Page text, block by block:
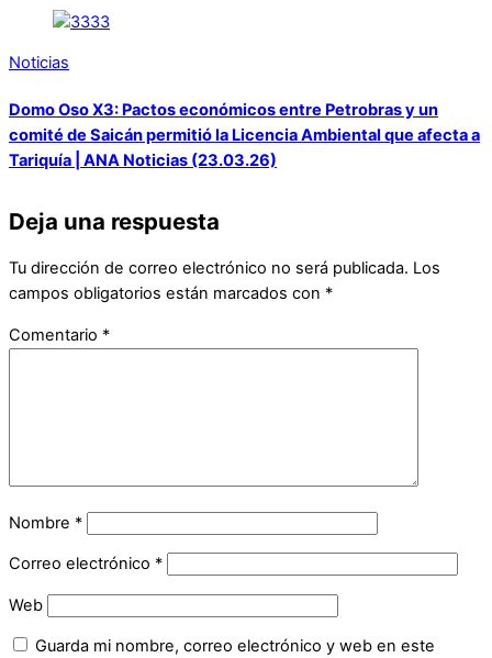
Noticias
Domo Oso X3: Pactos económicos entre Petrobras y un
comité de Saicán permitió la Licencia Ambiental que afecta a
Tariquía | ANA Noticias (23.03.26)
Deja una respuesta
Tu dirección de correo electrónico no será publicada. Los
campos obligatorios están marcados con *
Comentario *
Nombre *
Correo electrónico *
Web
Guarda mi nombre, correo electrónico y web en este